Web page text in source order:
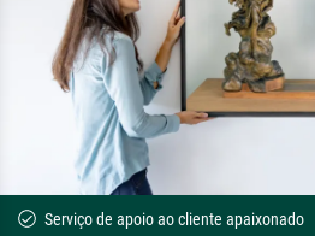
Serviço de apoio ao cliente apaixonado